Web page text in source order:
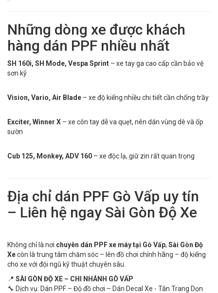
Những dòng xe được khách
hàng dán PPF nhiều nhất
SH 160i, SH Mode, Vespa Sprint – xe tay ga cao cấp cần bảo vệ
sơn kỹ
Vision, Vario, Air Blade – xe độ kiểng nhiều chi tiết cần chống trầy
Exciter, Winner X – xe côn tay dễ va quẹt, nên dán vùng dè và ốp
sườn
Cub 125, Monkey, ADV 160 – xe độc lạ, giữ zin rất quan trọng
Địa chỉ dán PPF Gò Vấp uy tín
– Liên hệ ngay Sài Gòn Độ Xe
Không chỉ là nơi chuyên dán PPF xe máy tại Gò Vấp, Sài Gòn Độ
Xecòn là trung tâm chăm sóc – lên đồ chơi chính hãng – độ kiểng
cho xe với đội ngũ kỹ thuật chuyên sâu.
📍 SÀI GÒN ĐỘ XE – CHI NHÁNH GÒ VẤP
🔧 Dịch vụ: Dán PPF – Độ đồ chơi – Dán Decal Xe - Tân Trang Dọn